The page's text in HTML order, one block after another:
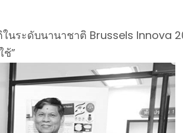
ระดับนานาชาติ Brussels Innova
ช้”